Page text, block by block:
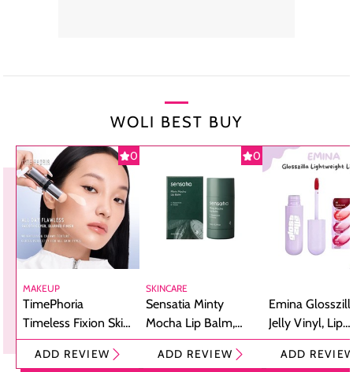
WOLI BEST BUY
0
MAKEUP
TimePhoria
Timeless Fixion Skin
Tint Stick,
Foundation dan
ADD REVIEW
0
SKINCARE
Sensatia Minty
Mocha Lip Balm,
Pelembap Bibir
dengan Aroma
ADD REVIEW
Emina
Jelly Vinyl, Lip
Cream Glossy
Ringan
ADD